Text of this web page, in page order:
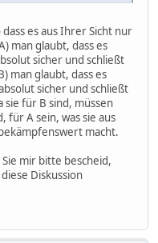
es aus Ihrer Sicht nur
man glaubt, dass es
sicher und schließt
man glaubt, dass es
sicher und schließt
sie für B sind, müssen
für A sein, was sie aus
macht.
mir bitte bescheid,
Diskussion